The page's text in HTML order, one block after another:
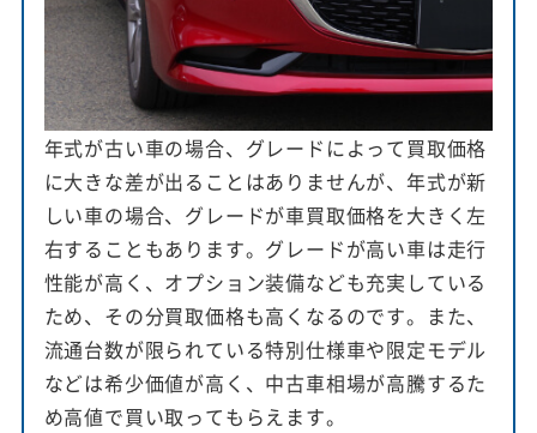
年式が古い車の場合、グレードによって買取価格
に大きな差が出ることはありませんが、年式が新
しい車の場合、グレードが車買取価格を大きく左
右することもあります。グレードが高い車は走行
性能が高く、オプション装備なども充実している
ため、その分買取価格も高くなるのです。また、
流通台数が限られている特別仕様車や限定モデル
などは希少価値が高く、中古車相場が高騰するた
め高値で買い取ってもらえます。